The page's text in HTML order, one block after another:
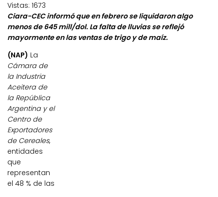
Vistas: 1673
Ciara-CEC informó que en febrero se liquidaron algo
menos de 645 mill/dol. La falta de lluvias se reflejó
mayormente en las ventas de trigo y de maíz.
(NAP) La
Cámara de
la Industria
Aceitera de
la República
Argentina y el
Centro de
Exportadores
de Cereales,
entidades
que
representan
el 48 % de las